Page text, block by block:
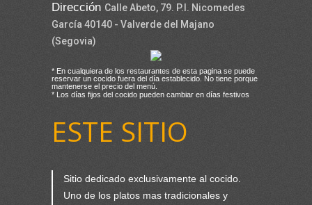
Dirección Calle Abeto, 79. P.I. Nicomedes
García 40140 - Valverde del Majano
(Segovia)
* En cualquiera de los restaurantes de esta pagina se puede
reservar un cocido fuera del día establecido. No tiene porque
mantenerse el precio del menú.
* Los días fijos del cocido pueden cambiar en días festivos
ESTE SITIO
Sitio dedicado exclusivamente al cocido.
Uno de los platos mas tradicionales y